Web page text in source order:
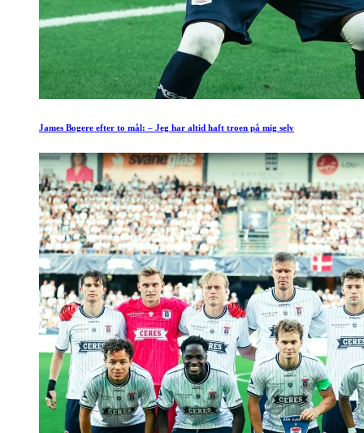
James Bogere efter to mål: – Jeg har altid haft troen på mig selv